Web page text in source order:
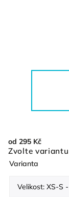
od 295 Kč
Zvolte variantu
Varianta